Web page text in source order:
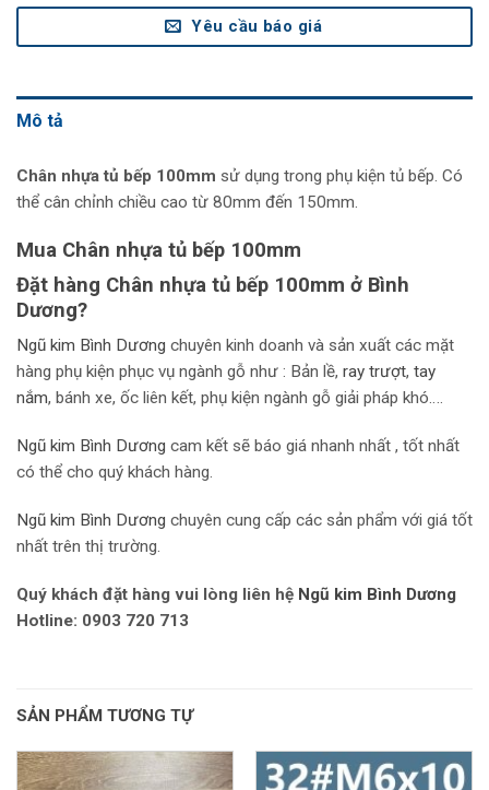
Yêu cầu báo giá
Mô tả
Chân nhựa tủ bếp 100mm sử dụng trong phụ kiện tủ bếp. Có
thể cân chỉnh chiều cao từ 80mm đến 150mm.
Mua Chân nhựa tủ bếp 100mm
Đặt hàng Chân nhựa tủ bếp 100mm ở Bình
Dương?
Ngũ kim Bình Dương chuyên kinh doanh và sản xuất các mặt
hàng phụ kiện phục vụ ngành gỗ như : Bản lề, ray trượt, tay
nắm, bánh xe, ốc liên kết, phụ kiện ngành gỗ giải pháp khó….
Ngũ kim Bình Dương cam kết sẽ báo giá nhanh nhất , tốt nhất
có thể cho quý khách hàng.
Ngũ kim Bình Dương chuyên cung cấp các sản phẩm với giá tốt
nhất trên thị trường.
Quý khách đặt hàng vui lòng liên hệ Ngũ kim Bình Dương
Hotline: 0903 720 713
SẢN PHẨM TƯƠNG TỰ